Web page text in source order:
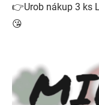
👉Urob nákup 3 ks
😘